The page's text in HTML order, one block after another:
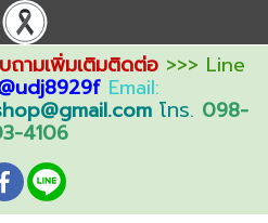
ถามเพิ่มเติมติดต่อ>>> Line
Email:
โทร. 098-
4106